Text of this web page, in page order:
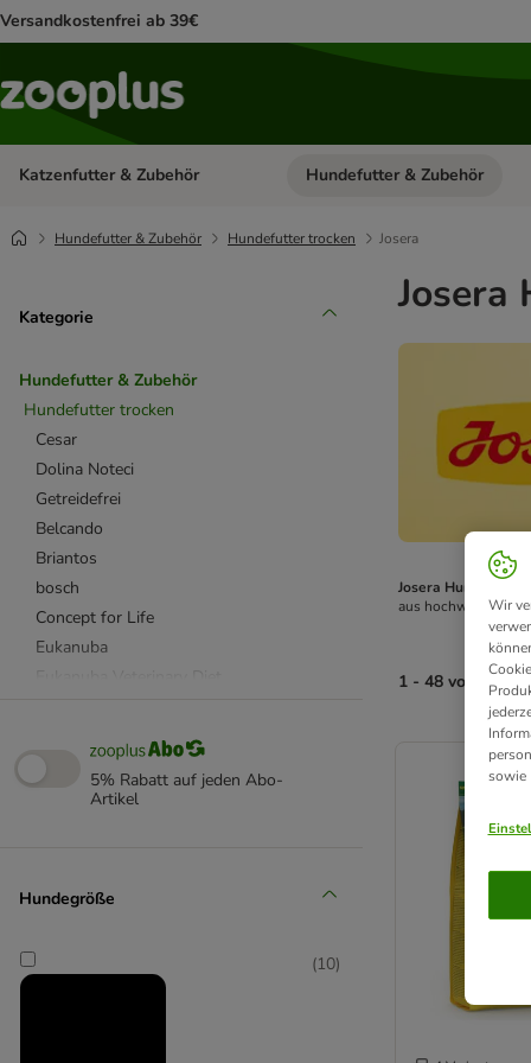
Versandkostenfrei ab 39€
Katzenfutter & Zubehör Kategorie-Menü öffnen:
Hundefutter & Zubehör
Hundefutter & Zubehör Hundefutter trocken Josera
Kategorie
Hundefutter & Zubehör
Hundefutter trocken
Cesar
Dolina Noteci
Getreidefrei
Belcando
Briantos
bosch
Concept for Life
Eukanuba
Happy Dog Supreme
Hill's Prescription Diet
Hill's Science Plan
Purizon
Rocco
5% Rabatt auf jeden Abo-
Artikel
Hundegröße
(10)
Josera
Josera Hundefutter:
aus hochwertigen
1 - 48 von 84
product items
Wir
sowie